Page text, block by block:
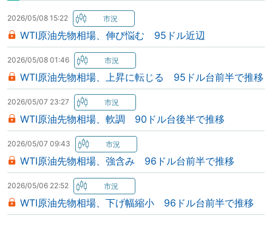
2026/05/08 15:22
WTI原油先物相場、伸び悩む 95ドル近辺
2026/05/08 01:46
WTI原油先物相場、上昇に転じる 95ドル台前半で推移
2026/05/07 23:27
WTI原油先物相場、軟調 90ドル台後半で推移
2026/05/07 09:43
WTI原油先物相場、強含み 96ドル台前半で推移
2026/05/06 22:52
WTI原油先物相場、下げ幅縮小 96ドル台前半で推移